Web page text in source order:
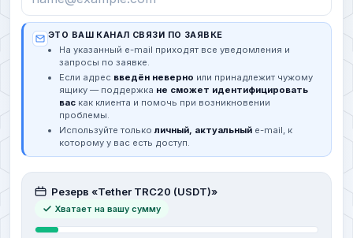
ЭТО ВАШ КАНАЛ СВЯЗИ ПО ЗАЯВКЕ
На указанный e-mail приходят все уведомления и
запросы по заявке.
Если адрес введён неверно или принадлежит чужому
ящику — поддержка не сможет идентифицировать
вас как клиента и помочь при возникновении
проблемы.
Используйте тольколичный, актуальный e-mail, к
которому у вас есть доступ.
Резерв «Tether TRC20 (USDT)»
Хватает на вашу сумму